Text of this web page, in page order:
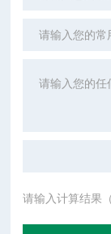
请输入计算结果